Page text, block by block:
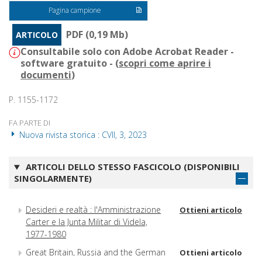
Pagina campione
ARTICOLO
PDF (0,19 Mb)
Consultabile solo con Adobe Acrobat Reader -
software gratuito - (scopri come aprire i
documenti)
P. 1155-1172
FA PARTE DI
Nuova rivista storica : CVII, 3, 2023
ARTICOLI DELLO STESSO FASCICOLO (DISPONIBILI
SINGOLARMENTE)
Desideri e realtà : l'Amministrazione
Carter e la Junta Militar di Videla,
1977-1980
Ottieni articolo
Great Britain, Russia and the German
Ottieni articolo